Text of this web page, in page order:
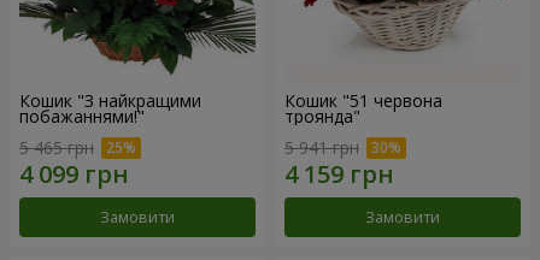
Кошик "З найкращими
побажаннями!"
5 465 грн
Замовити
Кошик "51 червона
троянда"
5 941 грн
Замовити